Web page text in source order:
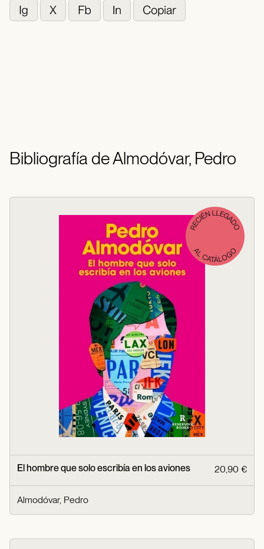
Bibliografía de Almodóvar, Pedro
El hombre que solo escribía en los aviones 20,90 €
Almodóvar, Pedro